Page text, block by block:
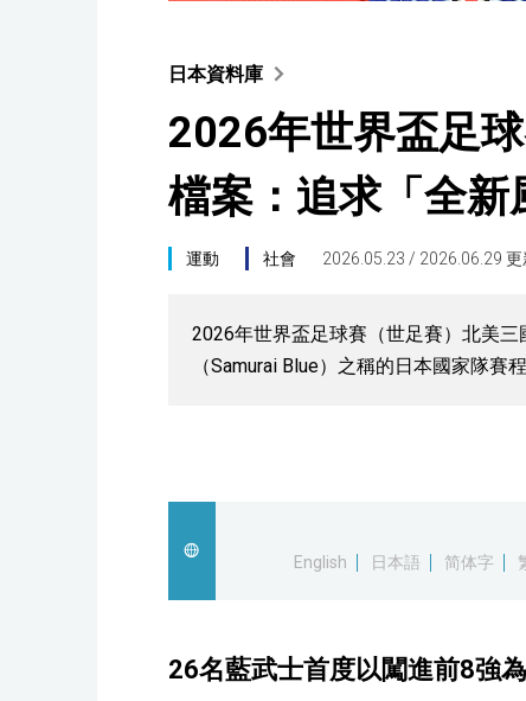
日本資料庫
2026年世界盃足
檔案：追求「全
運動 社會 2026.05.23 / 2026.06.29 更
2026年世界盃足球賽（世足賽）北美三
（Samurai Blue）之稱的日本國家隊賽
English
日本語 简体字
26名藍武士首度以闖進前8強